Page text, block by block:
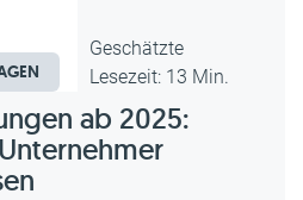
Geschätzte
Lesezeit: 13 Min.
ab 2025: